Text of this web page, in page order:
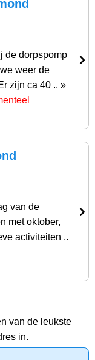
de dorpspomp
weer de
zijn ca 40 .. »
van de
met oktober,
activiteiten ..
van de leukste
in.